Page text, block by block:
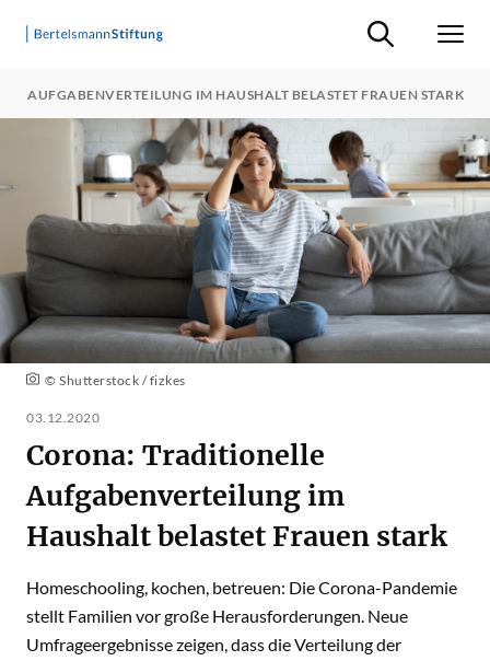
Suche ein-/
AUFGABENVERTEILUNG IM HAUSHALT BELASTET FRAUEN STARK
© Shutterstock / fizkes
03.12.2020
Corona: Traditionelle
Aufgabenverteilung im
Haushalt belastet Frauen stark
Homeschooling, kochen, betreuen: Die Corona-Pandemie
stellt Familien vor große Herausforderungen. Neue
Umfrageergebnisse zeigen, dass die Verteilung der